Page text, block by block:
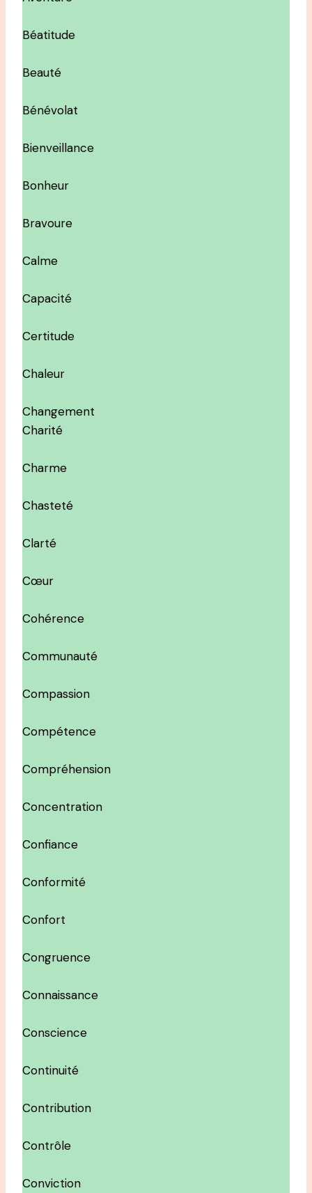
Béatitude
Beauté
Bénévolat
Bienveillance
Bonheur
Bravoure
Calme
Capacité
Certitude
Chaleur
Changement
Charité
Charme
Chasteté
Clarté
Cœur
Cohérence
Communauté
Compassion
Compétence
Compréhension
Concentration
Confiance
Conformité
Confort
Congruence
Connaissance
Conscience
Continuité
Contribution
Contrôle
Conviction